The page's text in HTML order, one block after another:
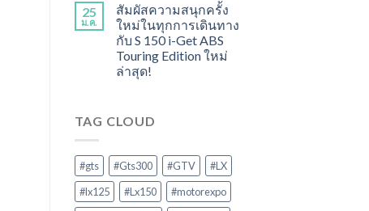
25
ม.ค.
สัมผัสความสนุกครั้ง
ใหม่ในทุกการเดินทาง
กับ S 150 i-Get ABS
Touring Edition ใหม่
ล่าสุด!
TAG CLOUD
#gts #Gts300 #GTV
#LX
#lx125
#Lx150
#motorexpo